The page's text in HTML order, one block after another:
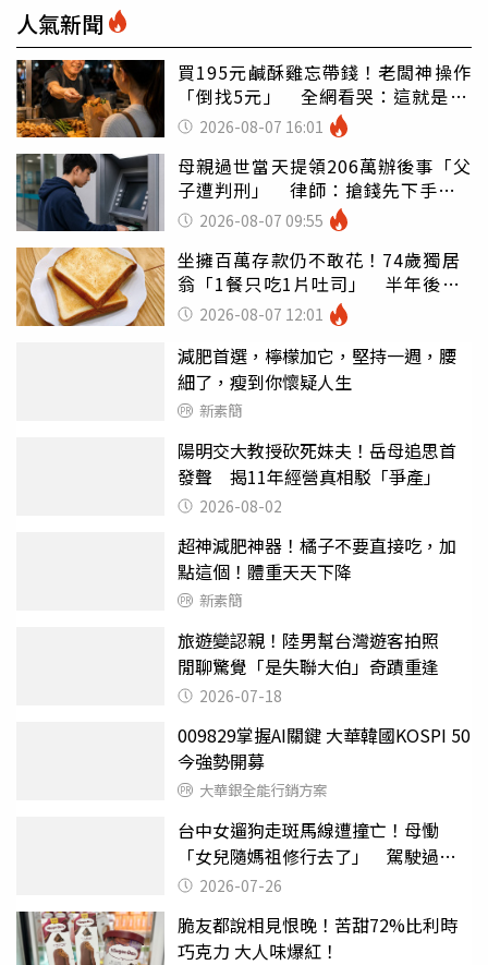
人氣新聞
買195元鹹酥雞忘帶錢！老闆神操作
「倒找5元」 全網看哭：這就是台
灣 2026-08-07 16:01
母親過世當天提領206萬辦後事「父
子遭判刑」 律師：搶錢先下手是
罪 2026-08-07 09:55
坐擁百萬存款仍不敢花！74歲獨居
翁「1餐只吃1片吐司」 半年後暴
瘦嚇壞女兒
2026-08-07 12:01
減肥首選，檸檬加它，堅持一週，腰
細了，瘦到你懷疑人生
新素簡
陽明交大教授砍死妹夫！岳母追思首
發聲 揭11年經營真相駁「爭產」
2026-08-02
超神減肥神器！橘子不要直接吃，加
點這個！體重天天下降
新素簡
旅遊變認親！陸男幫台灣遊客拍照
閒聊驚覺「是失聯大伯」奇蹟重逢
2026-07-18
009829掌握AI關鍵 大華韓國KOSPI 50
今強勢開募
大華銀全能行銷方案
台中女遛狗走斑馬線遭撞亡！母慟
「女兒隨媽祖修行去了」 駕駛過失
致死判9月
2026-07-26
脆友都說相見恨晚！苦甜72%比利時
巧克力 大人味爆紅！